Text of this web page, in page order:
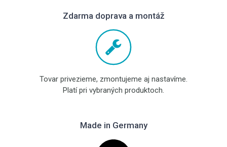
Zdarma doprava a montáž
Tovar privezieme, zmontujeme aj nastavíme.
Platí pri vybraných produktoch.
Made in Germany